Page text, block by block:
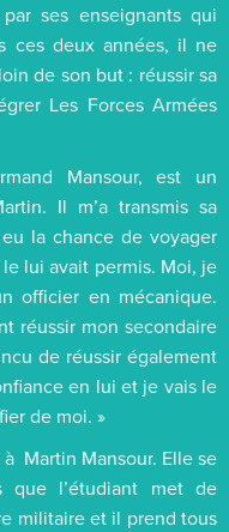
ses enseignants qui
ces deux années, il ne
de son but : réussir sa
Les Forces Armées
Mansour, est un
Il m’a transmis sa
la chance de voyager
lui avait permis. Moi, je
officier en mécanique.
réussir mon secondaire
de réussir également
en lui et je vais le
de moi. »
Martin Mansour. Elle se
que l’étudiant met de
militaire et il prend tous